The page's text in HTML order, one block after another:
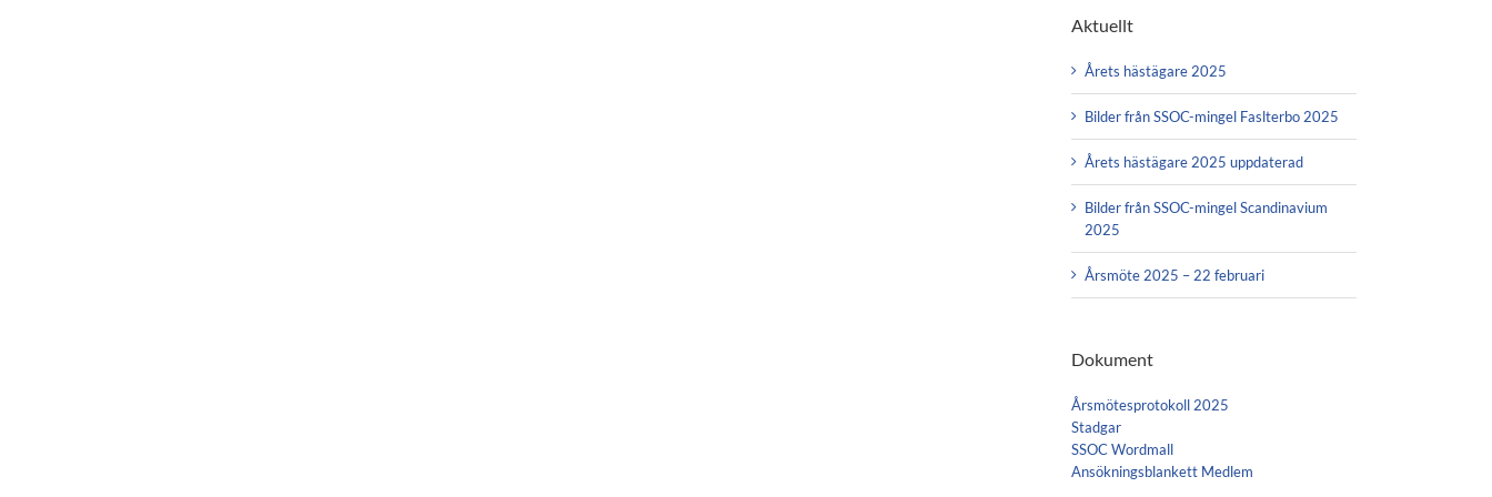
Aktuellt
Årets hästägare 2025
Bilder från SSOC-mingel Faslterbo 2025
Årets hästägare 2025 uppdaterad
Bilder från SSOC-mingel Scandinavium
2025
Årsmöte 2025 – 22 februari
Dokument
Årsmötesprotokoll 2025
Stadgar
SSOC Wordmall
Ansökningsblankett Medlem